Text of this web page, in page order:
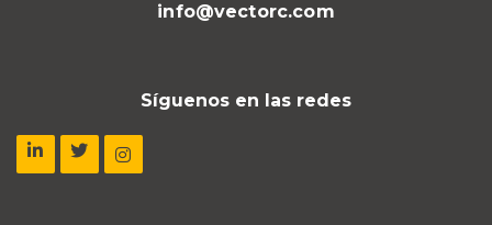
info@vectorc.com
Síguenos en las redes